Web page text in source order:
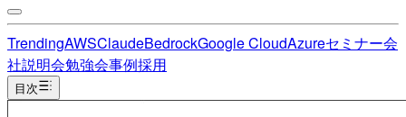
TrendingAWSClaudeBedrockGoogle CloudAzureセミナー会
社説明会勉強会事例採用
目次